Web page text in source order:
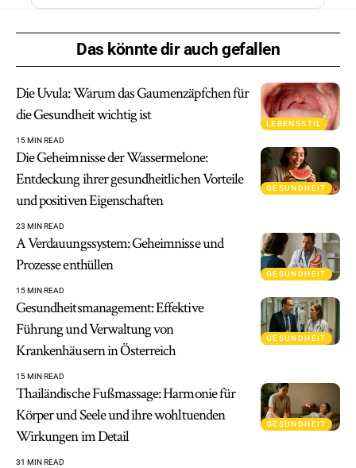
Das könnte dir auch gefallen
LEBENSSTIL
Die Uvula: Warum das Gaumenzäpfchen für
die Gesundheit wichtig ist
15 MIN READ
GESUNDHEIT
Die Geheimnisse der Wassermelone:
Entdeckung ihrer gesundheitlichen Vorteile
und positiven Eigenschaften
23 MIN READ
GESUNDHEIT
A Verdauungssystem: Geheimnisse und
Prozesse enthüllen
15 MIN READ
GESUNDHEIT
Gesundheitsmanagement: Effektive
Führung und Verwaltung von
Krankenhäusern in Österreich
15 MIN READ
GESUNDHEIT
Thailändische Fußmassage: Harmonie für
Körper und Seele und ihre wohltuenden
Wirkungen im Detail
31 MIN READ